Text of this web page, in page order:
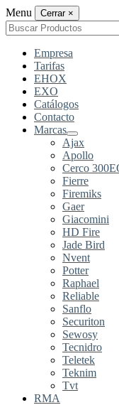
Menu Cerrar ×
Buscar
por:
Empresa
Tarifas
EHOX
EXO
Catálogos
Contacto
Marcas
Ajax
Apollo
Cerco
Fierre
Firemiks
Gaer
Giacomini
HD Fire
Jade Bird
Nvent
Potter
Raphael
Reliable
Sanflo
Securiton
Sewosy
Tecnidro
Teletek
Teknim
Tvt
RMA